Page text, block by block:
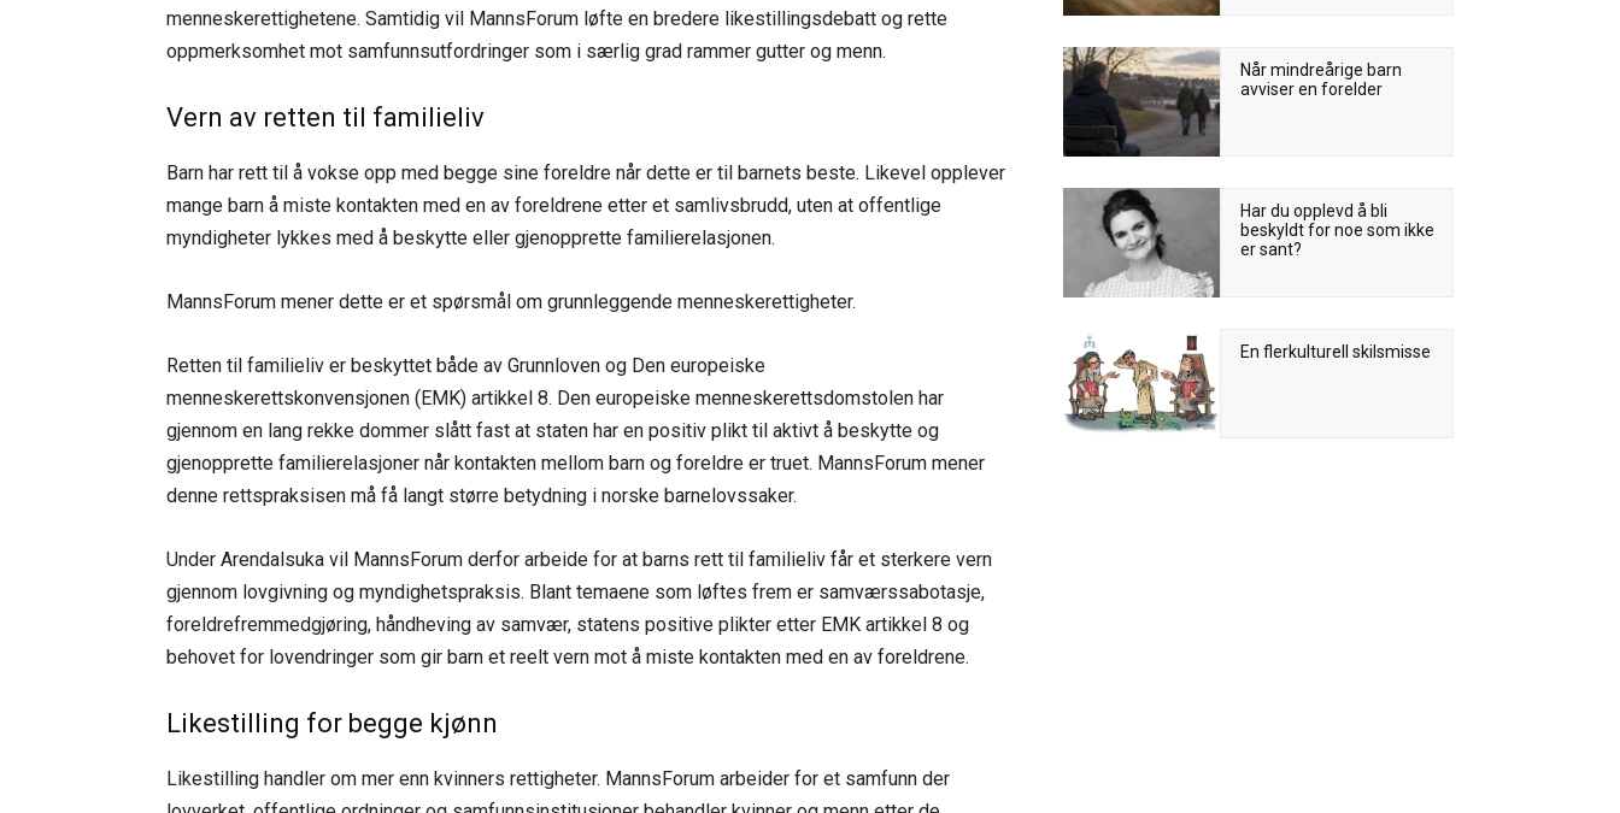
menneskerettighetene. Samtidig vil MannsForum løfte en bredere likestillingsdebatt og rette
oppmerksomhet mot samfunnsutfordringer som i særlig grad rammer gutter og menn.
Vern av retten til familieliv
Barn har rett til å vokse opp med begge sine foreldre når dette er til barnets beste. Likevel opplever
mange barn å miste kontakten med en av foreldrene etter et samlivsbrudd, uten at offentlige
myndigheter lykkes med å beskytte eller gjenopprette familierelasjonen.
MannsForum mener dette er et spørsmål om grunnleggende menneskerettigheter.
Retten til familieliv er beskyttet både av Grunnloven og Den europeiske
menneskerettskonvensjonen (EMK) artikkel 8. Den europeiske menneskerettsdomstolen har
gjennom en lang rekke dommer slått fast at staten har en positiv plikt til aktivt å beskytte og
gjenopprette familierelasjoner når kontakten mellom barn og foreldre er truet. MannsForum mener
denne rettspraksisen må få langt større betydning i norske barnelovssaker.
Under Arendalsuka vil MannsForum derfor arbeide for at barns rett til familieliv får et sterkere vern
gjennom lovgivning og myndighetspraksis. Blant temaene som løftes frem er samværssabotasje,
foreldrefremmedgjøring, håndheving av samvær, statens positive plikter etter EMK artikkel 8 og
behovet for lovendringer som gir barn et reelt vern mot å miste kontakten med en av foreldrene.
Likestilling for begge kjønn
Likestilling handler om mer enn kvinners rettigheter. MannsForum arbeider for et samfunn der
Når mindreårige barn
avviser en forelder
Har du opplevd å bli
beskyldt for noe som ikke
er sant?
En flerkulturell skilsmisse